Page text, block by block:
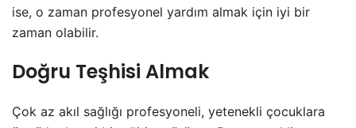
ise, o zaman profesyonel yardım almak için iyi bir
zaman olabilir.
Doğru Teşhisi Almak
Çok az akıl sağlığı profesyoneli, yetenekli çocuklara